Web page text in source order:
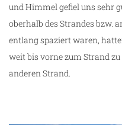
und Himmel gefiel uns sehr
oberhalb des Strandes bzw.
entlang spaziert waren,
weit bis vorne zum Strand
anderen Strand.